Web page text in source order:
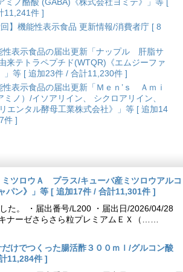
11,241件 ]
】機能性表示食品 更新情報/消費者庁 [ 8
性表示食品の届出更新「ナップル 肝脂サ
来テトラペプチド(WTQR)《エムジーファ
」等 [ 追加23件 / 合計11,230件 ]
表示食品の届出更新「Ｍｅｎ’ｓ Ａｍｉ
ミノ）/イソアリイン、 シクロアリイン、
エンタル酵母工業株式会社》」等 [ 追加14
件 ]
ツロウＡ プラス/キューバ産ミツロウアルコ
ン》」等 [ 追加17件 / 合計11,301件 ]
た。 ・届出番号/L200 ・届出日/2026/04/28
ナーゼさらさら粒プレミアムＥＸ（……
けでつくった腸活酢３００ｍｌ/グルコン酸
11,284件 ]